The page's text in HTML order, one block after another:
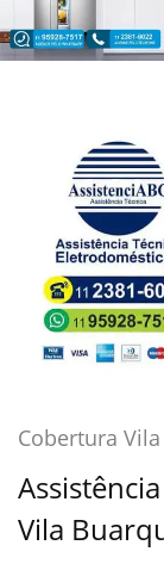
Cobertura
Vila